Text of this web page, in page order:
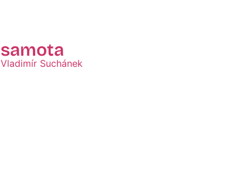
samota
Vladimír Suchánek